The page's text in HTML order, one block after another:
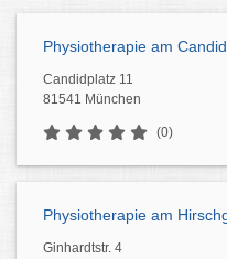
Physiotherapie am
Candidplatz 11
81541 München
(0)
Physiotherapie am
Ginhardtstr. 4